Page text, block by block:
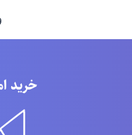
خرید